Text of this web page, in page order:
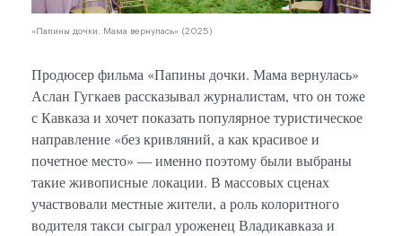
«Папины дочки. Мама вернулась» (2025)
Продюсер фильма «Папины дочки. Мама вернулась»
Аслан Гугкаев рассказывал журналистам, что он тоже
с Кавказа и хочет показать популярное туристическое
направление «без кривляний, а как красивое и
почетное место» — именно поэтому были выбраны
такие живописные локации. В массовых сценах
участвовали местные жители, а роль колоритного
водителя такси сыграл уроженец Владикавказа и